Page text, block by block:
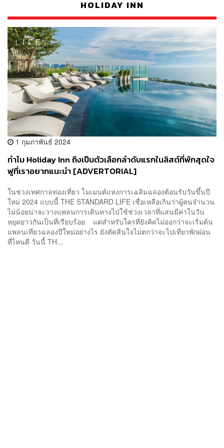
HOLIDAY INN
1 กุมภาพันธ์ 2024
ทำไม Holiday Inn ถึงเป็นตัวเลือกลำดับแรกในลิสต์ที่พักสุดใจ
ฟูที่เราอยากแนะนำ [ADVERTORIAL]
ในช่วงเทศกาลท่องเที่ยว โมเมนต์แห่งการเฉลิมฉลองต้อนรับวันขึ้นปี
ใหม่ 2024 แบบนี้ THE STANDARD LIFE เชื่อเหลือเกินว่าผู้คนจำนวน
ไม่น้อยน่าจะวางแพลนการเดินทางไปใช้ช่วงเวลาที่แสนมีค่าในวัน
หยุดยาวกันเป็นที่เรียบร้อย แต่สำหรับใครที่ยังคิดไม่ออกว่าจะเริ่มต้น
แพลนเที่ยวฉลองปีใหม่อย่างไร ยังตัดสินใจไม่ตกว่าจะไปเที่ยวพักผ่อน
ที่ไหนดี วันนี้ TH...